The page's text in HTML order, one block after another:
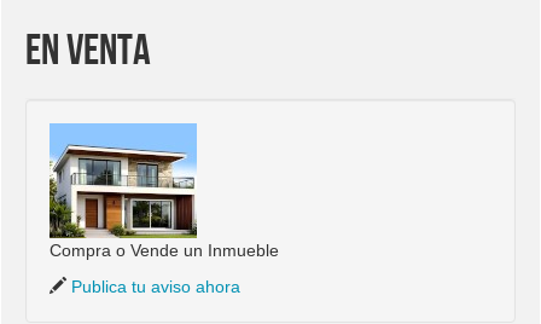
En Venta
Compra o Vende un Inmueble
Publica tu aviso ahora